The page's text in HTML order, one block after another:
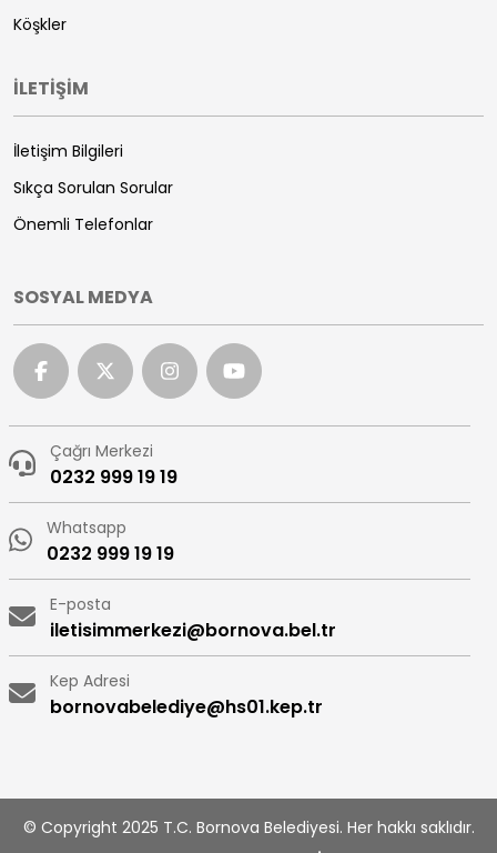
Köşkler
İLETİŞİM
İletişim Bilgileri
Sıkça Sorulan Sorular
Önemli Telefonlar
SOSYAL MEDYA
Çağrı Merkezi
0232 999 19 19
Whatsapp
0232 999 19 19
E-posta
iletisimmerkezi@bornova.bel.tr
Kep Adresi
bornovabelediye@hs01.kep.tr
© Copyright 2025 T.C. Bornova Belediyesi. Her hakkı saklıdır.